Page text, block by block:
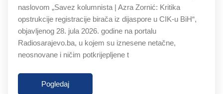
naslovom „Savez kolumnista | Azra Zornić: Kritika
opstrukcije registracije birača iz dijaspore u CIK-u BiH“,
objavljenog 28. jula 2026. godine na portalu
Radiosarajevo.ba, u kojem su iznesene netačne,
neosnovane i ničim potkrijepljene t
Pogledaj